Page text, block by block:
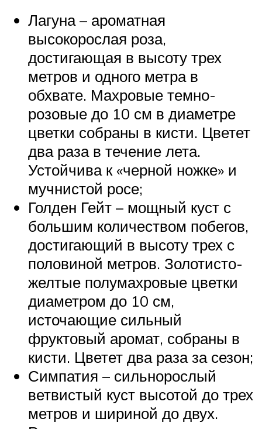
Лагуна – ароматная
высокорослая роза,
достигающая в высоту трех
метров и одного метра в
обхвате. Махровые темно-
розовые до 10 см в диаметре
цветки собраны в кисти. Цветет
два раза в течение лета.
Устойчива к «черной ножке» и
мучнистой росе;
Голден Гейт – мощный куст с
большим количеством побегов,
достигающий в высоту трех с
половиной метров. Золотисто-
желтые полумахровые цветки
диаметром до 10 см,
источающие сильный
фруктовый аромат, собраны в
кисти. Цветет два раза за сезон;
Симпатия – сильнорослый
ветвистый куст высотой до трех
метров и шириной до двух.